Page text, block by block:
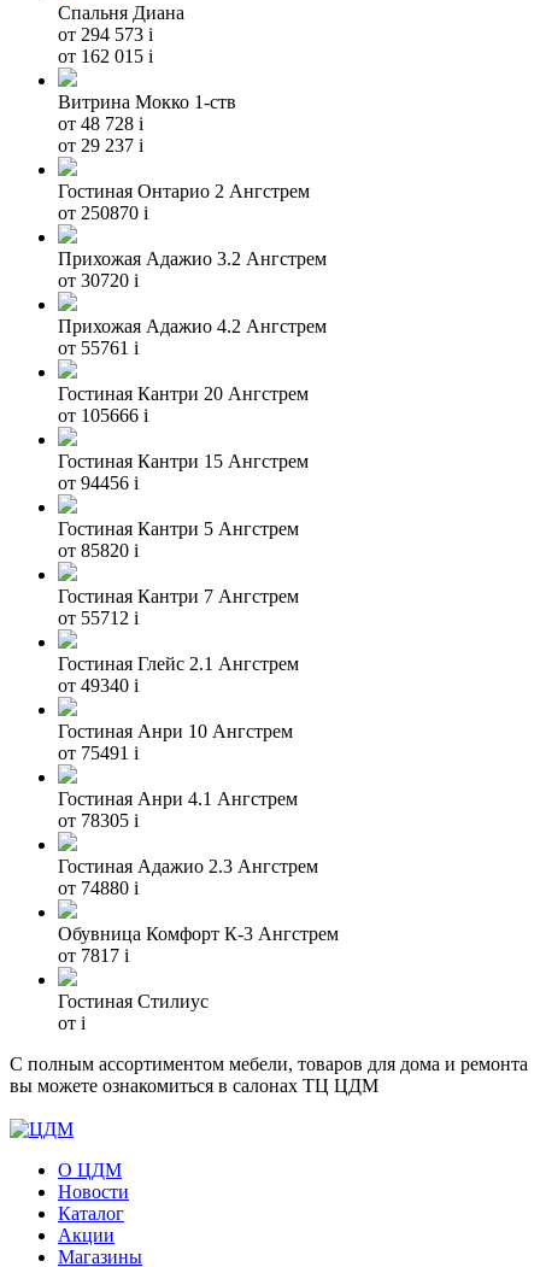
Спальня Диана
от 294 573 i
от 162 015 i
Витрина Мокко 1-ств
от 48 728 i
от 29 237 i
Гостиная Онтарио 2 Ангстрем
от 250870 i
Прихожая Адажио 3.2 Ангстрем
от 30720 i
Прихожая Адажио 4.2 Ангстрем
от 55761 i
Гостиная Кантри 20 Ангстрем
от 105666 i
Гостиная Кантри 15 Ангстрем
от 94456 i
Гостиная Кантри 5 Ангстрем
от 85820 i
Гостиная Кантри 7 Ангстрем
от 55712 i
Гостиная Глейс 2.1 Ангстрем
от 49340 i
Гостиная Анри 10 Ангстрем
от 75491 i
Гостиная Анри 4.1 Ангстрем
от 78305 i
Гостиная Адажио 2.3 Ангстрем
от 74880 i
Обувница Комфорт К-3 Ангстрем
от 7817 i
Гостиная Стилиус
от i
С полным ассортиментом мебели, товаров для дома и ремонта
вы можете ознакомиться в салонах ТЦ ЦДМ
О ЦДМ
Новости
Каталог
Акции
Магазины